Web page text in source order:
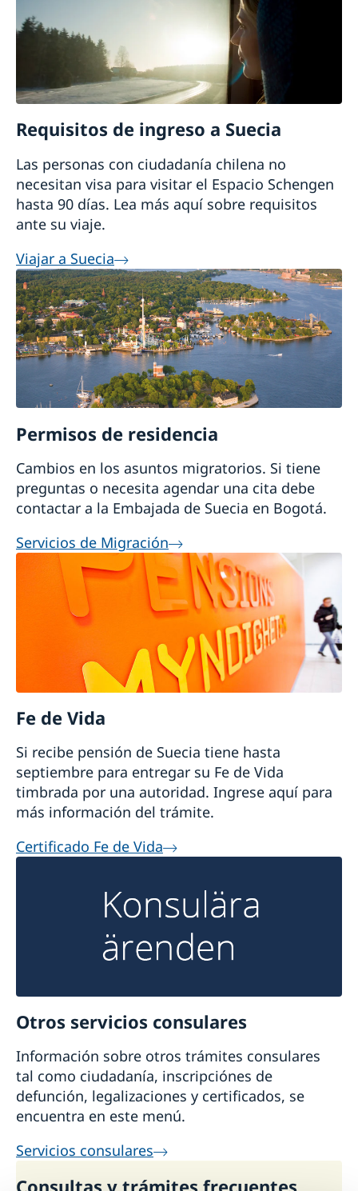
Requisitos de ingreso a Suecia
Las personas con ciudadanía chilena no
necesitan visa para visitar el Espacio Schengen
hasta 90 días. Lea más aquí sobre requisitos
ante su viaje.
Viajar a Suecia
Permisos de residencia
Cambios en los asuntos migratorios. Si tiene
preguntas o necesita agendar una cita debe
contactar a la Embajada de Suecia en Bogotá.
Servicios de Migración
Fe de Vida
Si recibe pensión de Suecia tiene hasta
septiembre para entregar su Fe de Vida
timbrada por una autoridad. Ingrese aquí para
más información del trámite.
Certificado Fe de Vida
Otros servicios consulares
Información sobre otros trámites consulares
tal como ciudadanía, inscripciónes de
defunción, legalizaciones y certificados, se
encuentra en este menú.
Servicios consulares
Consultas y trámites frecuentes